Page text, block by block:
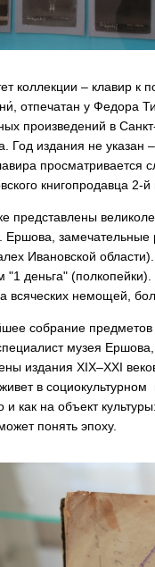
коллекции – клавир к
отпечатан у Федора
произведений в
Год издания не указан
книгопродавца 2-
представлены
Ершова, замечательные
Ивановской
"1 деньга"
всяческих немощей,
собрание
музея
издания XIX–XXI
в
и как на объект
понять эпоху.